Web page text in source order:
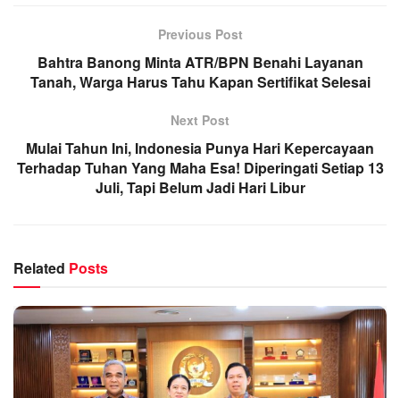
Previous Post
Bahtra Banong Minta ATR/BPN Benahi Layanan
Tanah, Warga Harus Tahu Kapan Sertifikat Selesai
Next Post
Mulai Tahun Ini, Indonesia Punya Hari Kepercayaan
Terhadap Tuhan Yang Maha Esa! Diperingati Setiap 13
Juli, Tapi Belum Jadi Hari Libur
Related Posts